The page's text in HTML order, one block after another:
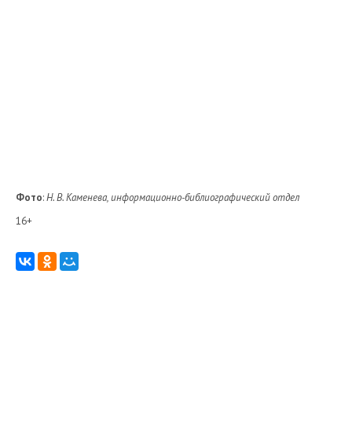
Фото:Н. В. Каменева, информационно-библиографический отдел
16+